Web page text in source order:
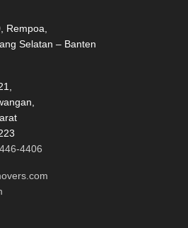
Rempoa,
Selatan – Banten
4406